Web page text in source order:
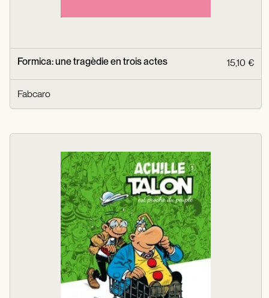
Formica: une tragèdie en trois actes 15,10 €
Fabcaro